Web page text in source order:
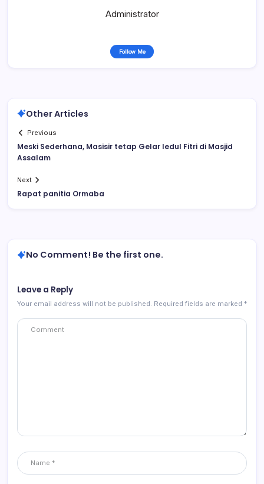
Administrator
Follow Me
Other Articles
Previous
Meski Sederhana, Masisir tetap Gelar Iedul Fitri di Masjid
Assalam
Next
Rapat panitia Ormaba
No Comment! Be the first one.
Leave a Reply
Your email address will not be published. Required fields are marked *